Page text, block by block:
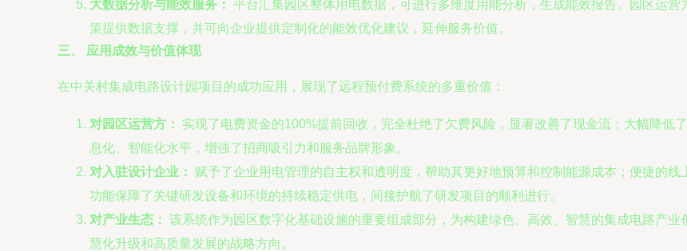
大数据分析与能效服务： 平台汇集园区整体用电数据，可进行多维度用能分析，生成能效报告。园区运
策提供数据支撑，并可向企业提供定制化的能效优化建议，延伸服务价值。
三、 应用成效与价值体现
在中关村集成电路设计园项目的成功应用，展现了远程预付费系统的多重价值：
对园区运营方：
实现了电费资金的100%提前回收，完全杜绝了欠费风险，显著改善了现金流；大幅降低
息化、智能化水平，增强了招商吸引力和服务品牌形象。
对入驻设计企业：
赋予了企业用电管理的自主权和透明度，帮助其更好地预算和控制能源成本；便捷的
功能保障了关键研发设备和环境的持续稳定供电，间接护航了研发项目的顺利进行。
对产业生态： 该系统作为园区数字化基础设施的重要组成部分，为构建绿色、高效、智慧的集成电路产
慧化升级和高质量发展的战略方向。